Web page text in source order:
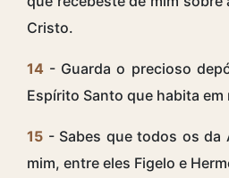
Cristo.
14 - Guarda o precioso
Espírito Santo que habita em
15 - Sabes que todos os da
mim, entre eles Figelo e